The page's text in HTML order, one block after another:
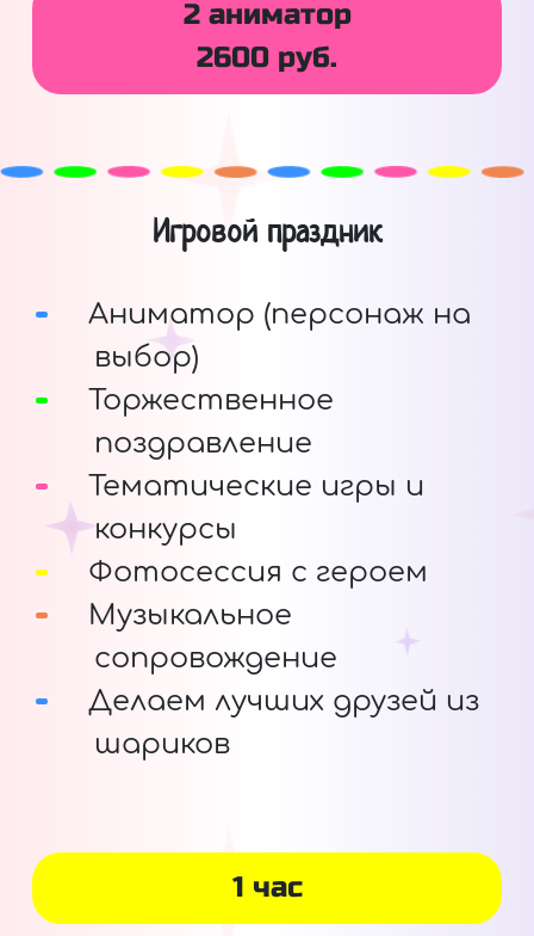
2 аниматор
2600 руб.
Игровой праздник
Аниматор (персонаж на
выбор)
Торжественное
поздравление
Тематические игры и
конкурсы
Фотосессия с героем
Музыкальное
сопровождение
Делаем лучших друзей из
шариков
1 час